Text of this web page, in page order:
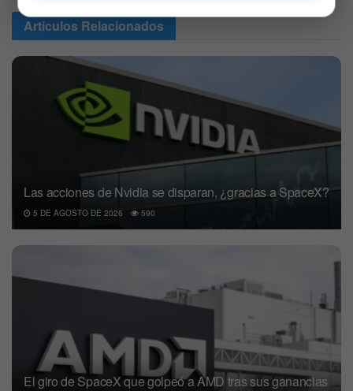
Articulos Relacionados
Las acciones de Nvidia se disparan, ¿gracias a SpaceX?
5 DE AGOSTO DE 2026 590
El giro de SpaceX que golpeó a AMD tras sus ganancias